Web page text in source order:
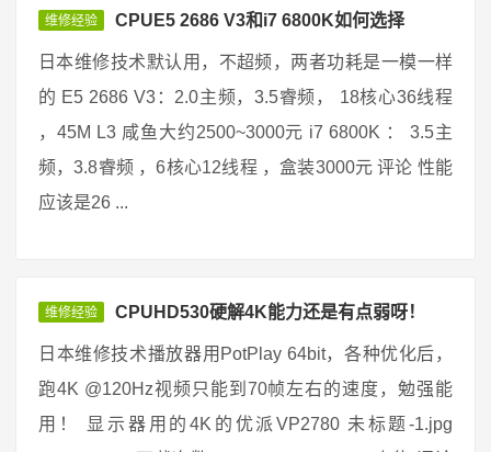
维修经验 CPUE5 2686 V3和i7 6800K如何选择
日本维修技术默认用，不超频，两者功耗是一模一样
的 E5 2686 V3：2.0主频，3.5睿频， 18核心36线程
，45M L3 咸鱼大约2500~3000元 i7 6800K ： 3.5主
频，3.8睿频 ，6核心12线程 ，盒装3000元 评论 性能
应该是26 ...
维修经验 CPUHD530硬解4K能力还是有点弱呀！
日本维修技术播放器用PotPlay 64bit，各种优化后，
跑4K @120Hz视频只能到70帧左右的速度，勉强能
用！ 显示器用的4K的优派VP2780 未标题-1.jpg